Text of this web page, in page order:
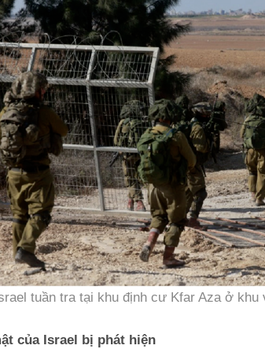
tuần tra tại khu định cư Kfar Aza ở
của Israel bị phát hiện